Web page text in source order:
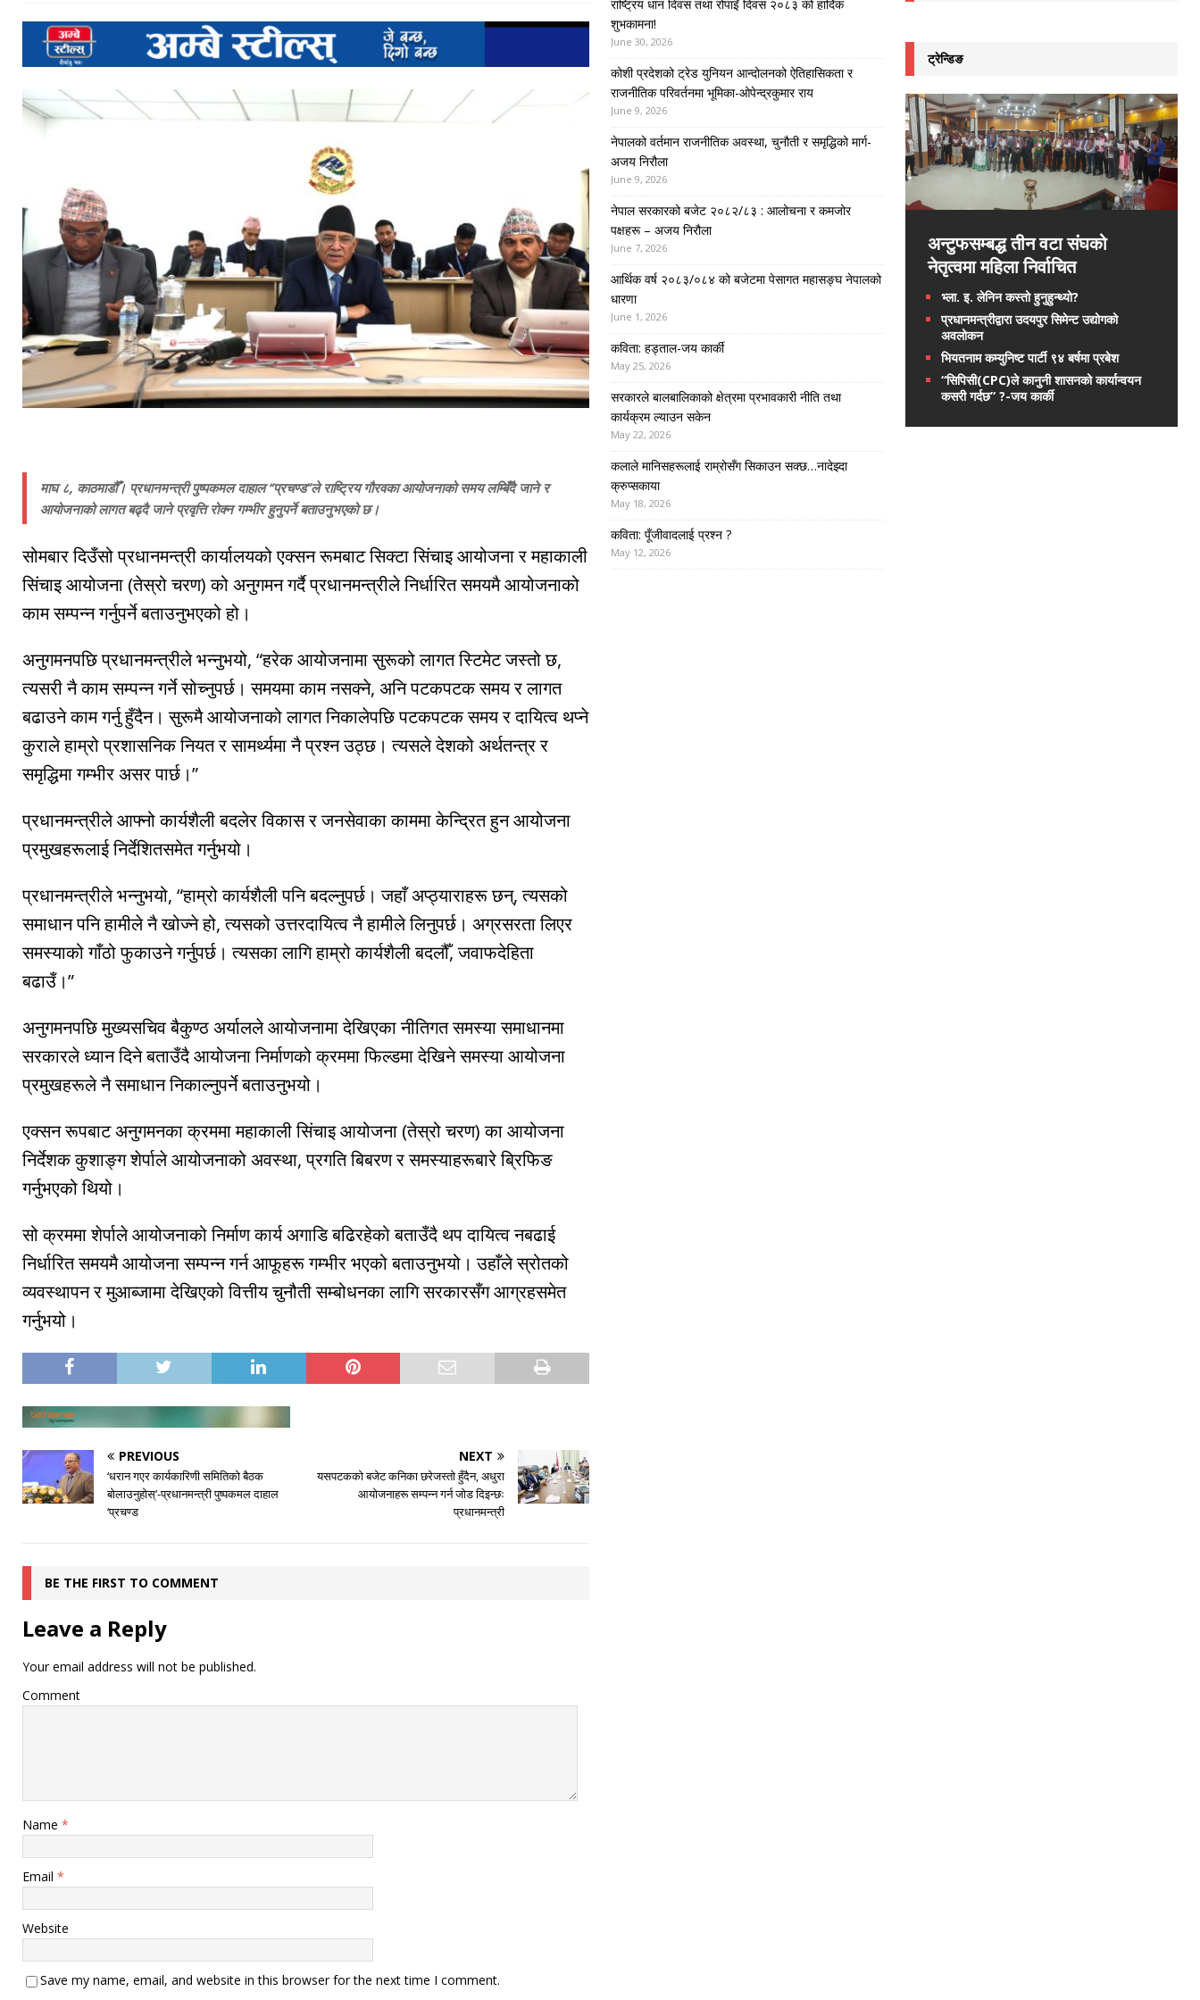
माघ ८, काठमाडौँ। प्रधानमन्त्री पुष्पकमल दाहाल “प्रचण्ड”ले राष्ट्रिय गौरवका आयोजनाको समय लम्बिँदै जाने र
आयोजनाको लागत बढ्दै जाने प्रवृत्ति रोक्न गम्भीर हुनुपर्ने बताउनुभएको छ।
सोमबार दिउँसो प्रधानमन्त्री कार्यालयको एक्सन रूमबाट सिक्टा सिंचाइ आयोजना र महाकाली
सिंचाइ आयोजना (तेस्रो चरण) को अनुगमन गर्दै प्रधानमन्त्रीले निर्धारित समयमै आयोजनाको
काम सम्पन्न गर्नुपर्ने बताउनुभएको हो।
अनुगमनपछि प्रधानमन्त्रीले भन्नुभयो, “हरेक आयोजनामा सुरूको लागत स्टिमेट जस्तो छ,
त्यसरी नै काम सम्पन्न गर्ने सोच्नुपर्छ। समयमा काम नसक्ने, अनि पटकपटक समय र लागत
बढाउने काम गर्नु हुँदैन। सुरूमै आयोजनाको लागत निकालेपछि पटकपटक समय र दायित्व थप्ने
कुराले हाम्रो प्रशासनिक नियत र सामर्थ्यमा नै प्रश्न उठ्छ। त्यसले देशको अर्थतन्त्र र
समृद्धिमा गम्भीर असर पार्छ।”
प्रधानमन्त्रीले आफ्नो कार्यशैली बदलेर विकास र जनसेवाका काममा केन्द्रित हुन आयोजना
प्रमुखहरूलाई निर्देशितसमेत गर्नुभयो।
प्रधानमन्त्रीले भन्नुभयो, “हाम्रो कार्यशैली पनि बदल्नुपर्छ। जहाँ अप्ठ्याराहरू छन्, त्यसको
समाधान पनि हामीले नै खोज्ने हो, त्यसको उत्तरदायित्व नै हामीले लिनुपर्छ। अग्रसरता लिएर
समस्याको गाँठो फुकाउने गर्नुपर्छ। त्यसका लागि हाम्रो कार्यशैली बदलौँ, जवाफदेहिता
बढाउँ।”
अनुगमनपछि मुख्यसचिव बैकुण्ठ अर्यालले आयोजनामा देखिएका नीतिगत समस्या समाधानमा
सरकारले ध्यान दिने बताउँदै आयोजना निर्माणको क्रममा फिल्डमा देखिने समस्या आयोजना
प्रमुखहरूले नै समाधान निकाल्नुपर्ने बताउनुभयो।
एक्सन रूपबाट अनुगमनका क्रममा महाकाली सिंचाइ आयोजना (तेस्रो चरण) का आयोजना
निर्देशक कुशाङ्ग शेर्पाले आयोजनाको अवस्था, प्रगति बिबरण र समस्याहरूबारे ब्रिफिङ
गर्नुभएको थियो।
सो क्रममा शेर्पाले आयोजनाको निर्माण कार्य अगाडि बढिरहेको बताउँदै थप दायित्व नबढाई
निर्धारित समयमै आयोजना सम्पन्न गर्न आफूहरू गम्भीर भएको बताउनुभयो। उहाँले स्रोतको
व्यवस्थापन र मुआब्जामा देखिएको वित्तीय चुनौती सम्बोधनका लागि सरकारसँग आग्रहसमेत
गर्नुभयो।
PREVIOUS
‘धरान गएर कार्यकारिणी समितिको बैठक
बोलाउनुहोस्’-प्रधानमन्त्री पुष्पकमल दाहाल
‘प्रचण्ड
NEXT
यसपटकको बजेट कनिका छरेजस्तो हुँदैन, अधुरा
आयोजनाहरू सम्पन्न गर्न जोड दिइन्छः
प्रधानमन्त्री
BE THE FIRST TO COMMENT
Leave a Reply
Your email address will not be published.
Comment
Name *
Email *
Website
Save my name, email, and website in this browser for the next time I comment.
राष्ट्रिय धान दिवस तथा रोपाइँ दिवस २०८३ को हार्दिक
शुभकामना!
June 30, 2026
कोशी प्रदेशको ट्रेड युनियन आन्दोलनको ऐतिहासिकता र
राजनीतिक परिवर्तनमा भूमिका-ओपेन्द्रकुमार राय
June 9, 2026
नेपालको वर्तमान राजनीतिक अवस्था, चुनौती र समृद्धिको मार्ग-
अजय निरौला
June 9, 2026
नेपाल सरकारको बजेट २०८२/८३ : आलोचना र कमजोर
पक्षहरू – अजय निरौला
June 7, 2026
आर्थिक वर्ष २०८३/०८४ को बजेटमा पेसागत महासङ्घ नेपालको
धारणा
June 1, 2026
कविता: हड्ताल-जय कार्की
May 25, 2026
सरकारले बालबालिकाको क्षेत्रमा प्रभावकारी नीति तथा
कार्यक्रम ल्याउन सकेन
May 22, 2026
कलाले मानिसहरूलाई राम्रोसँग सिकाउन सक्छ…नादेझ्दा
क्रुप्सकाया
May 18, 2026
कविता: पूँजीवादलाई प्रश्न ?
May 12, 2026
ट्रेन्डिङ
अन्टुफसम्बद्ध तीन वटा संघको
नेतृत्वमा महिला निर्वाचित
भ्ला. इ. लेनिन कस्तो हुनुहुन्थ्यो?
प्रधानमन्त्रीद्वारा उदयपुर सिमेन्ट उद्योगको
अवलोकन
भियतनाम कम्युनिष्ट पार्टी ९४ बर्षमा प्रबेश
“सिपिसी(CPC)ले कानुनी शासनको कार्यान्वयन
कसरी गर्दछ” ?-जय कार्की